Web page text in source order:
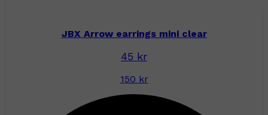
JBX Arrow earrings mini clear
45 kr
150 kr